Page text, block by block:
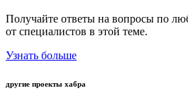
Получайте ответы на вопросы по
от специалистов в этой теме.
Узнать больше
другие проекты хабра